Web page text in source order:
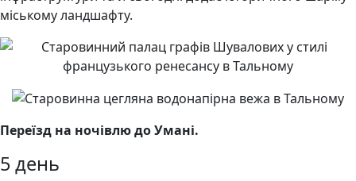
міському ландшафту.
Переїзд на ночівлю до Умані.
5 день